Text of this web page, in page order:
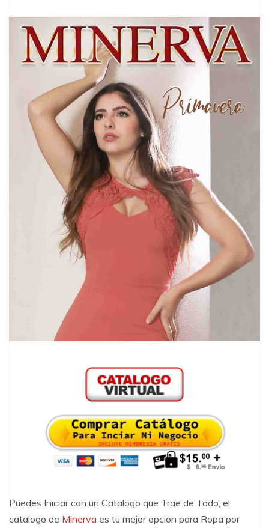
Puedes Iniciar con un Catalogo que Trae de Todo, el
catalogo de Minerva es tu mejor opcion para Ropa por